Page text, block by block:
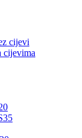
cijevi
cijevima